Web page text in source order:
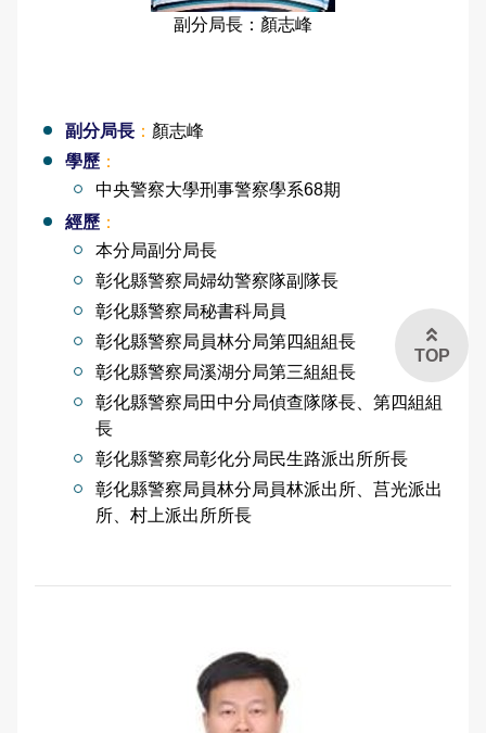
副分局長：顏志峰
副分局長 ： 顏志峰
學歷 ：
中央警察大學刑事警察學系68期
經歷 ：
本分局副分局長
彰化縣警察局婦幼警察隊副隊長
彰化縣警察局秘書科局員
彰化縣警察局員林分局第四組組長
彰化縣警察局溪湖分局第三組組長
彰化縣警察局田中分局偵查隊隊長、第四組組
長
彰化縣警察局彰化分局民生路派出所所長
彰化縣警察局員林分局員林派出所、莒光派出
所、村上派出所所長
TOP